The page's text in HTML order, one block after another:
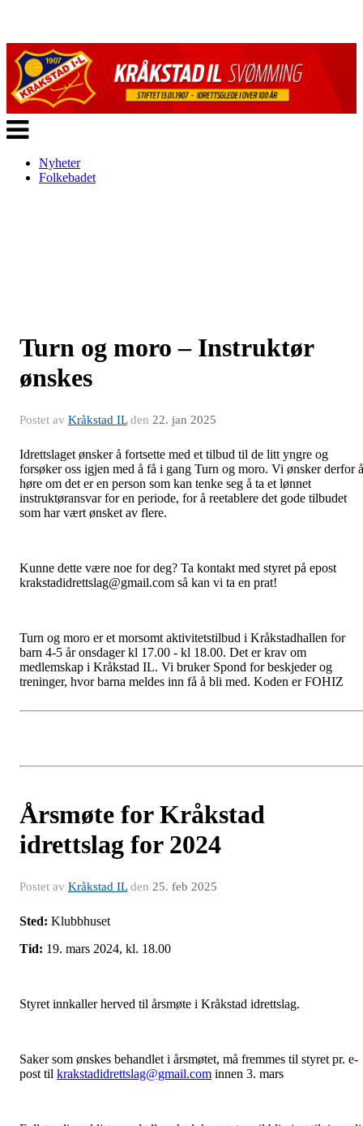
Veksle
navigasjon
Nyheter
Folkebadet
Turn og moro – Instruktør
ønskes
Postet av Kråkstad ILden 22. jan 2025
Idrettslaget ønsker å fortsette med et tilbud til de litt yngre og
forsøker oss igjen med å få i gang Turn og moro. Vi ønsker derfor å
høre om det er en person som kan tenke seg å ta et lønnet
instruktøransvar for en periode, for å reetablere det gode tilbudet
som har vært ønsket av flere.
Kunne dette være noe for deg? Ta kontakt med styret på epost
krakstadidrettslag@gmail.com så kan vi ta en prat!
Turn og moro er et morsomt aktivitetstilbud i Kråkstadhallen for
barn 4-5 år onsdager kl 17.00 - kl 18.00. Det er krav om
medlemskap i Kråkstad IL. Vi bruker Spond for beskjeder og
treninger, hvor barna meldes inn få å bli med. Koden er FOHIZ
Årsmøte for Kråkstad
idrettslag for 2024
Postet av Kråkstad ILden 25. feb 2025
Sted: Klubbhuset
Tid: 19. mars 2024, kl. 18.00
Styret innkaller herved til årsmøte i Kråkstad idrettslag.
Saker som ønskes behandlet i årsmøtet, må fremmes til styret pr. e-
post til krakstadidrettslag@gmail.com innen 3. mars